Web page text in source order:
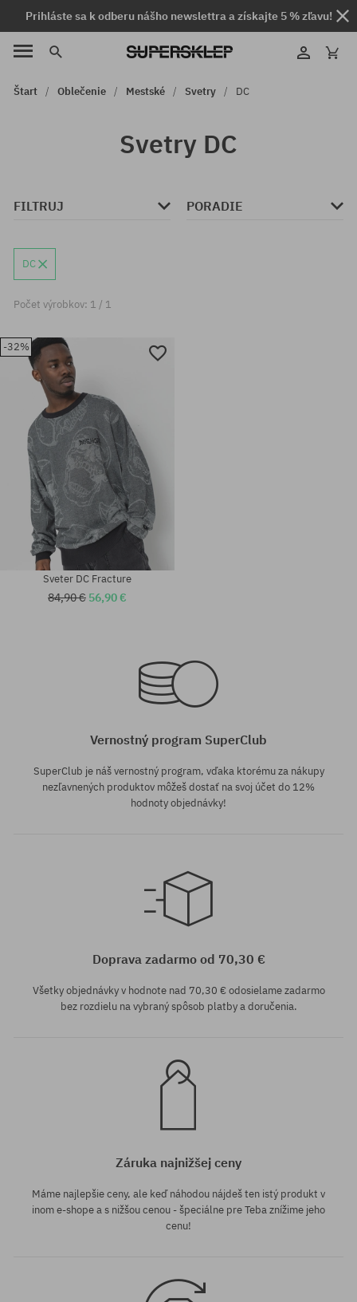
Prihláste sa k odberu nášho newslettra a získajte 5 % zľavu!
Štart Oblečenie Mestské Svetry DC
Svetry DC
FILTRUJ PORADIE
DC
Počet výrobkov: 1 / 1
-32%
Sveter DC Fracture
84,90 € 56,90 €
Vernostný program SuperClub
SuperClub je náš vernostný program, vďaka ktorému za nákupy
nezľavnených produktov môžeš dostať na svoj účet do 12%
hodnoty objednávky!
Doprava zadarmo od 70,30 €
Všetky objednávky v hodnote nad 70,30 € odosielame zadarmo
bez rozdielu na vybraný spôsob platby a doručenia.
Záruka najnižšej ceny
Máme najlepšie ceny, ale keď náhodou nájdeš ten istý produkt v
inom e-shope a s nižšou cenou - špeciálne pre Teba znížime jeho
cenu!